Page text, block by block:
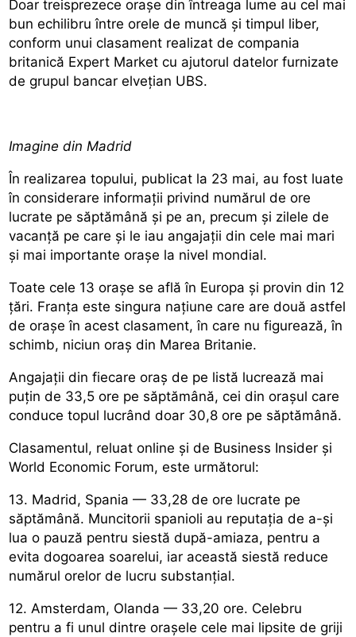
Doar treisprezece orașe din întreaga lume au cel mai
bun echilibru între orele de muncă și timpul liber,
conform unui clasament realizat de compania
britanică Expert Market cu ajutorul datelor furnizate
de grupul bancar elvețian UBS.
Imagine din Madrid
În realizarea topului, publicat la 23 mai, au fost luate
în considerare informații privind numărul de ore
lucrate pe săptămână și pe an, precum și zilele de
vacanță pe care și le iau angajații din cele mai mari
și mai importante orașe la nivel mondial.
Toate cele 13 orașe se află în Europa și provin din 12
țări. Franța este singura națiune care are două astfel
de orașe în acest clasament, în care nu figurează, în
schimb, niciun oraș din Marea Britanie.
Angajații din fiecare oraș de pe listă lucrează mai
puțin de 33,5 ore pe săptămână, cei din orașul care
conduce topul lucrând doar 30,8 ore pe săptămână.
Clasamentul, reluat online și de Business Insider și
World Economic Forum, este următorul:
13. Madrid, Spania — 33,28 de ore lucrate pe
săptămână. Muncitorii spanioli au reputația de a-și
lua o pauză pentru siestă după-amiaza, pentru a
evita dogoarea soarelui, iar această siestă reduce
numărul orelor de lucru substanțial.
12. Amsterdam, Olanda — 33,20 ore. Celebru
pentru a fi unul dintre orașele cele mai lipsite de griji